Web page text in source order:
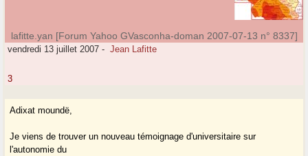
lafitte.yan [Forum Yahoo GVasconha-doman 2007-07-13 n° 8337]
vendredi 13 juillet 2007 - Jean Lafitte
3
Adixat moundë,
Je viens de trouver un nouveau témoignage d'universitaire sur
l'autonomie du